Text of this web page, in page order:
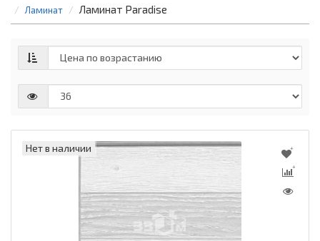
Ламинат Ламинат Paradise
Нет в наличии